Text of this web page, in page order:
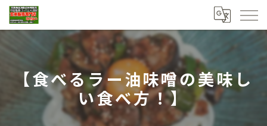
【食べるラー油味噌の美味し
い食べ方！】